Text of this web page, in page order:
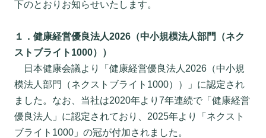
下のとおりお知らせいたします。
１．健康経営優良法人2026（中小規模法人部門（ネク
ストブライト1000））
日本健康会議より「健康経営優良法人2026（中小規
模法人部門（ネクストブライト1000））」に認定され
ました。なお、当社は2020年より7年連続で「健康経営
優良法人」に認定されており、2025年より「ネクスト
ブライト1000」の冠が付加されました。